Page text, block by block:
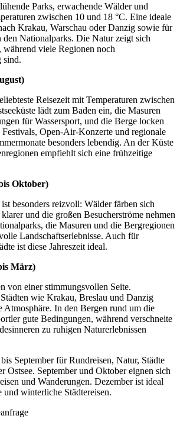
Parks, erwachende Wälder und
zwischen 10 und 18 °C. Eine ideale
Krakau, Warschau oder Danzig sowie für
den Nationalparks. Die Natur zeigt sich
während viele Regionen noch
sind.
Reisezeit mit Temperaturen zwischen
lädt zum Baden ein, die Masuren
für Wassersport, und die Berge locken
Festivals, Open-Air-Konzerte und regionale
besonders lebendig. An der Küste
empfiehlt sich eine frühzeitige
Oktober)
besonders reizvoll: Wälder färben sich
und die großen Besucherströme nehmen
die Masuren und die Bergregionen
Landschaftserlebnisse. Auch für
ist diese Jahreszeit ideal.
März)
von einer stimmungsvollen Seite.
wie Krakau, Breslau und Danzig
Atmosphäre. In den Bergen rund um die
gute Bedingungen, während verschneite
zu ruhigen Naturerlebnissen
September für Rundreisen, Natur, Städte
Ostsee. September und Oktober eignen sich
und Wanderungen. Dezember ist ideal
und winterliche Städtereisen.